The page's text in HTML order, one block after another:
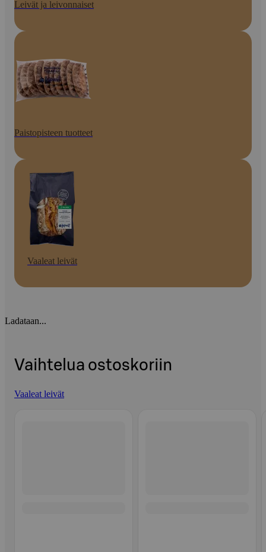
Leivät ja leivonnaiset
Paistopisteen tuotteet
Vaaleat leivät
Ladataan...
Vaihtelua ostoskoriin
Vaaleat leivät